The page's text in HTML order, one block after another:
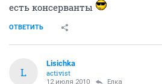
есть консерванты
ОТВЕТИТЬ
L
Lisichka
activist
12 июля 2010 Ёлка